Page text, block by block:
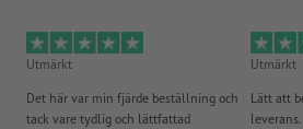
Utmärkt
Det här var min fjärde beställning och
tack vare tydlig och lättfattad
Utmärkt
Lätt att
leverans.